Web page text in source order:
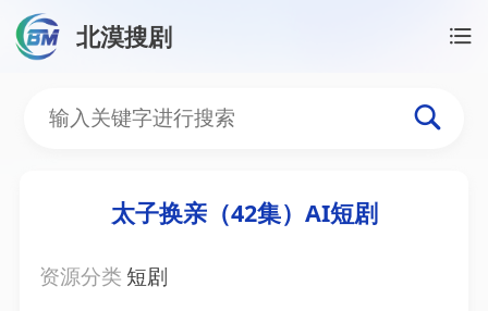
北漠搜剧
太子换亲（42集）AI短剧
太子换亲（42集）AI短剧
资源分类 短剧